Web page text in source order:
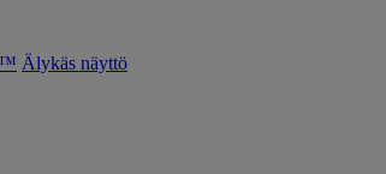
Älykäs näyttö